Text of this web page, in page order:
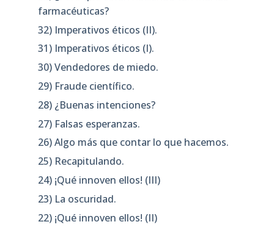
farmacéuticas?
32) Imperativos éticos (II).
31) Imperativos éticos (I).
30) Vendedores de miedo.
29) Fraude científico.
28) ¿Buenas intenciones?
27) Falsas esperanzas.
26) Algo más que contar lo que hacemos.
25) Recapitulando.
24) ¡Qué innoven ellos! (III)
23) La oscuridad.
22) ¡Qué innoven ellos! (II)